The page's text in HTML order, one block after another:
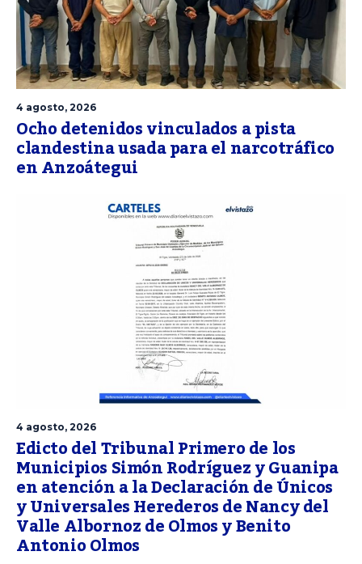
4 agosto, 2026
Ocho detenidos vinculados a pista
clandestina usada para el narcotráfico
en Anzoátegui
4 agosto, 2026
Edicto del Tribunal Primero de los
Municipios Simón Rodríguez y Guanipa
en atención a la Declaración de Únicos
y Universales Herederos de Nancy del
Valle Albornoz de Olmos y Benito
Antonio Olmos